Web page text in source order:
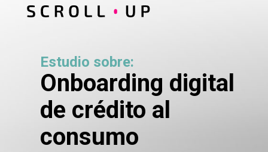
Estudio sobre:
Onboarding digital
de crédito al
consumo